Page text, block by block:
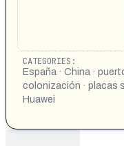
CATEGORIES:
España · China ·
colonización · placas
Huawei